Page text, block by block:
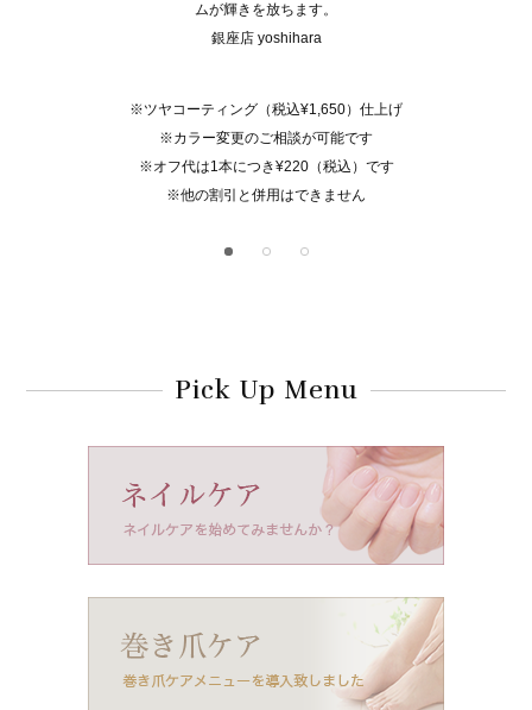
ムが輝きを放ちます。
銀座店 yoshihara
※ツヤコーティング（税込¥1,650）仕上げ
※カラー変更のご相談が可能です
※オフ代は1本につき¥220（税込）です
※他の割引と併用はできません
Pick Up Menu